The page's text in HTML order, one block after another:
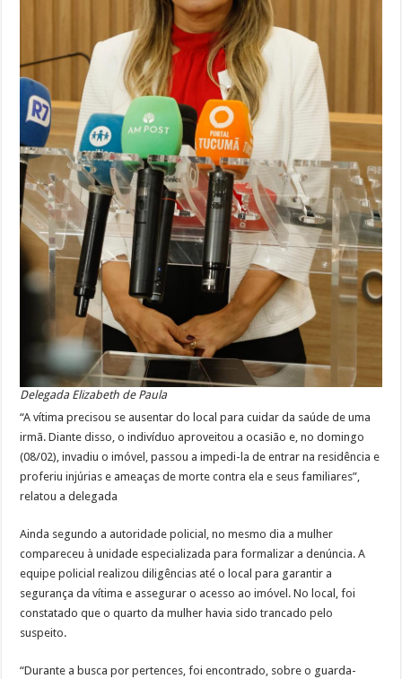
Delegada Elizabeth de Paula
“A vítima precisou se ausentar do local para cuidar da saúde de uma
irmã. Diante disso, o indivíduo aproveitou a ocasião e, no domingo
(08/02), invadiu o imóvel, passou a impedi-la de entrar na residência e
proferiu injúrias e ameaças de morte contra ela e seus familiares”,
relatou a delegada
Ainda segundo a autoridade policial, no mesmo dia a mulher
compareceu à unidade especializada para formalizar a denúncia. A
equipe policial realizou diligências até o local para garantir a
segurança da vítima e assegurar o acesso ao imóvel. No local, foi
constatado que o quarto da mulher havia sido trancado pelo
suspeito.
“Durante a busca por pertences, foi encontrado, sobre o guarda-